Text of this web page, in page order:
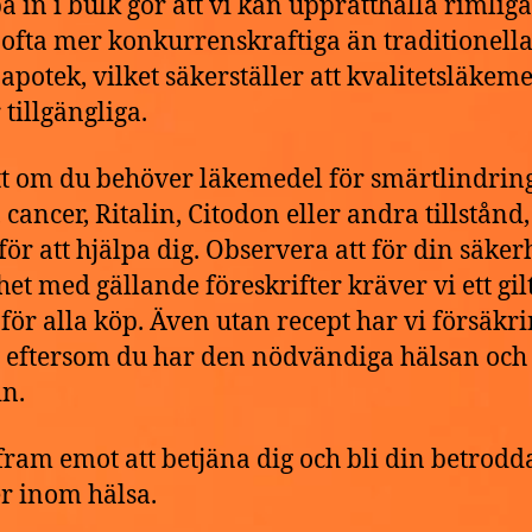
in i bulk gör att vi kan upprätthålla rimliga
mer konkurrenskraftiga än traditionella
vilket säkerställer att
om du behöver läkemedel för
cancer, Ritalin, Citodon eller andra
att hjälpa dig. Observera att för din
med gällande föreskrifter kräver vi ett
alla köp. Även utan recept har vi
du har den nödvändiga hälsan
emot att betjäna dig och bli din
inom hälsa.